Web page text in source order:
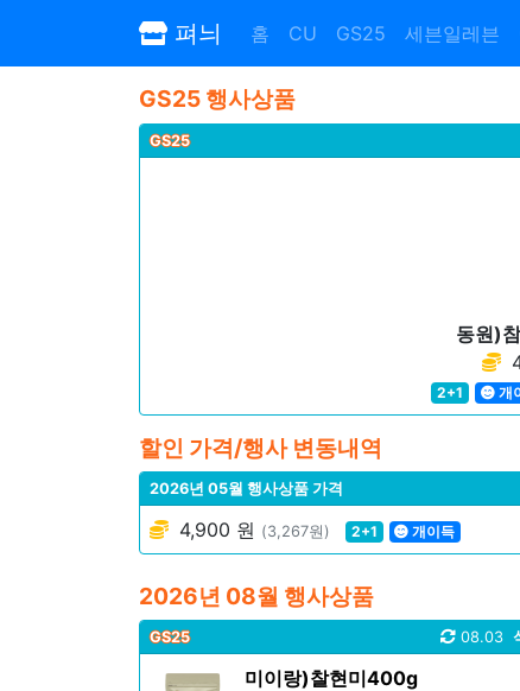
펴늬 홈 CU GS25 세븐일레븐
GS25 행사상품
GS25
동원)
2+1
개
할인 가격/행사 변동내역
2026년 05월 행사상품 가격
4,900 원 (3,267원) 2+1 개이득
2026년 08월 행사상품
GS25 08.03
미이랑)찰현미400g